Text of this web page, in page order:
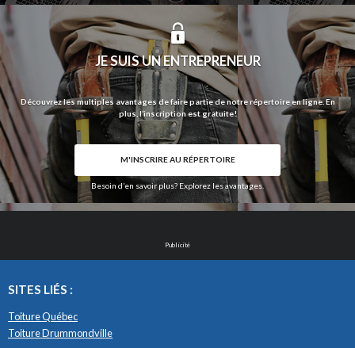
JE SUIS UN ENTREPRENEUR
Découvrez les multiples avantages de faire partie de notre répertoire en ligne. En
plus, l’inscription est gratuite!
M'INSCRIRE AU RÉPERTOIRE
Besoin d’en savoir plus? Explorez les avantages.
Publicité
SITES LIÉS :
Toiture Québec
Toiture Drummondville